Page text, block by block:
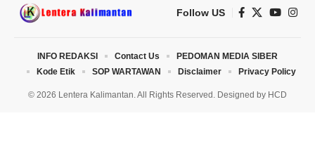
Follow US
© 2026 Lentera Kalimantan. All Rights Reserved. Designed by HCD
INFO REDAKSI Contact Us
PEDOMAN MEDIA SIBER
Kode Etik
SOP WARTAWAN Disclaimer Privacy Policy